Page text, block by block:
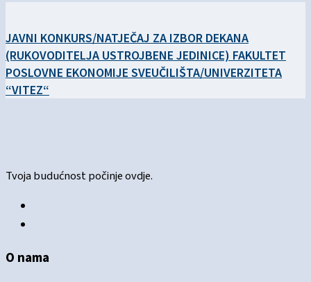
JAVNI KONKURS/NATJEČAJ ZA IZBOR DEKANA
(RUKOVODITELJA USTROJBENE JEDINICE) FAKULTET
POSLOVNE EKONOMIJE SVEUČILIŠTA/UNIVERZITETA
“VITEZ“
Tvoja budućnost počinje ovdje.
O nama